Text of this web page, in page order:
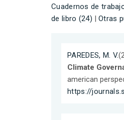
Cuadernos de
de libro (24)
Otras
PAREDES, M. V.
Climate
american
https://